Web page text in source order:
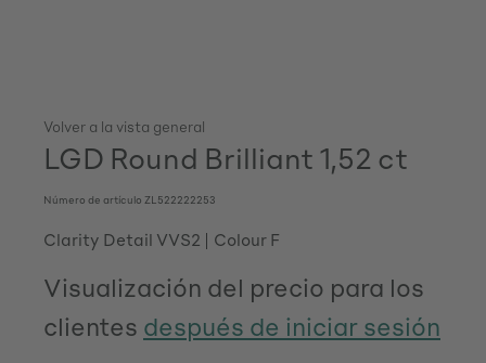
Volver a la vista general
LGD Round Brilliant 1,52 ct
Número de artículo ZL522222253
Clarity Detail VVS2 Colour F
Visualización del precio para los
clientes después de iniciar sesión